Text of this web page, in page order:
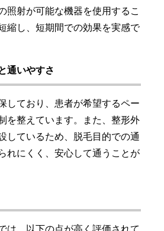
照射が可能な機器を使用するこ
縮し、短期間での効果を実感で
通いやすさ
しており、患者が希望するペー
を整えています。また、整形外
しているため、脱毛目的での通
れにくく、安心して通うことが
は、以下の点が高く評価されて